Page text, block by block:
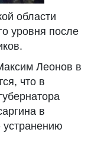
области
уровня после
Леонов в
что в
в
устранению